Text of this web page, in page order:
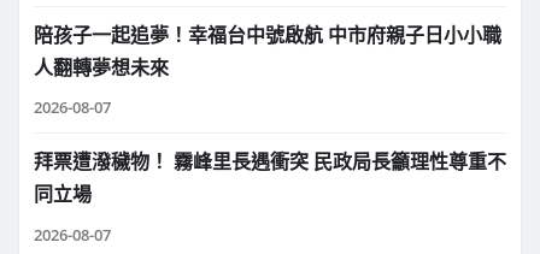
陪孩子一起追夢！幸福台中號啟航 中市府親子日小小職
人翻轉夢想未來
2026-08-07
拜票遭潑穢物！ 霧峰里長遇衝突 民政局長籲理性尊重不
同立場
2026-08-07